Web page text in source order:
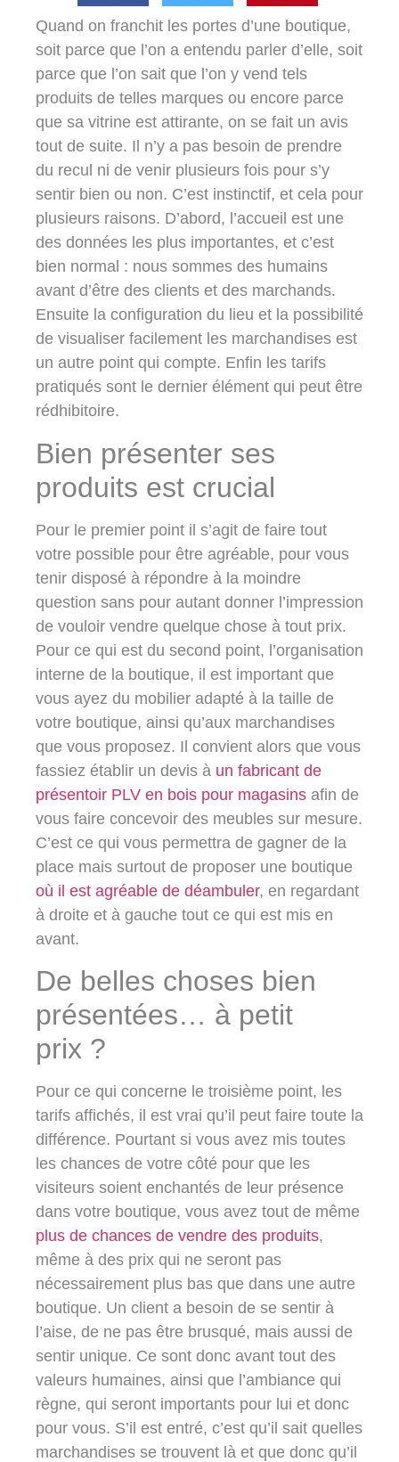
Quand on franchit les portes d’une boutique,
soit parce que l’on a entendu parler d’elle, soit
parce que l’on sait que l’on y vend tels
produits de telles marques ou encore parce
que sa vitrine est attirante, on se fait un avis
tout de suite. Il n’y a pas besoin de prendre
du recul ni de venir plusieurs fois pour s’y
sentir bien ou non. C’est instinctif, et cela pour
plusieurs raisons. D’abord, l’accueil est une
des données les plus importantes, et c’est
bien normal : nous sommes des humains
avant d’être des clients et des marchands.
Ensuite la configuration du lieu et la possibilité
de visualiser facilement les marchandises est
un autre point qui compte. Enfin les tarifs
pratiqués sont le dernier élément qui peut être
rédhibitoire.
Bien présenter ses
produits est crucial
Pour le premier point il s’agit de faire tout
votre possible pour être agréable, pour vous
tenir disposé à répondre à la moindre
question sans pour autant donner l’impression
de vouloir vendre quelque chose à tout prix.
Pour ce qui est du second point, l’organisation
interne de la boutique, il est important que
vous ayez du mobilier adapté à la taille de
votre boutique, ainsi qu’aux marchandises
que vous proposez. Il convient alors que vous
fassiez établir un devis à un fabricant de
présentoir PLV en bois pour magasins afin de
vous faire concevoir des meubles sur mesure.
C’est ce qui vous permettra de gagner de la
place mais surtout de proposer une boutique
où il est agréable de déambuler, en regardant
à droite et à gauche tout ce qui est mis en
avant.
De belles choses bien
présentées… à petit
prix ?
Pour ce qui concerne le troisième point, les
tarifs affichés, il est vrai qu’il peut faire toute la
différence. Pourtant si vous avez mis toutes
les chances de votre côté pour que les
visiteurs soient enchantés de leur présence
dans votre boutique, vous avez tout de même
plus de chances de vendre des produits,
même à des prix qui ne seront pas
nécessairement plus bas que dans une autre
boutique. Un client a besoin de se sentir à
l’aise, de ne pas être brusqué, mais aussi de
sentir unique. Ce sont donc avant tout des
valeurs humaines, ainsi que l’ambiance qui
règne, qui seront importants pour lui et donc
pour vous. S’il est entré, c’est qu’il sait quelles
marchandises se trouvent là et que donc qu’il